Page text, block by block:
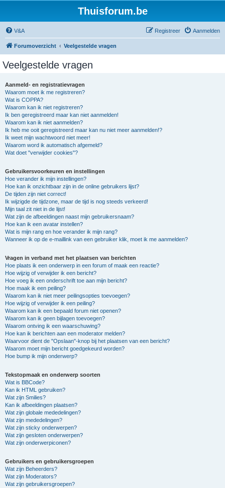
Thuisforum.be
V&A Aanmelden
Registreer
Forumoverzicht Veelgestelde vragen
Veelgestelde vragen
Aanmeld- en registratievragen
Waarom moet ik me registreren?
Wat is COPPA?
Waarom kan ik niet registreren?
Ik ben geregistreerd maar kan niet aanmelden!
Waarom kan ik niet aanmelden?
Ik heb me ooit geregistreerd maar kan nu niet meer aanmelden!?
Ik weet mijn wachtwoord niet meer!
Waarom word ik automatisch afgemeld?
Wat doet "verwijder cookies"?
Gebruikersvoorkeuren en instellingen
Hoe verander ik mijn instellingen?
Hoe kan ik onzichtbaar zijn in de online gebruikers lijst?
De tijden zijn niet correct!
Ik wijzigde de tijdzone, maar de tijd is nog steeds verkeerd!
Mijn taal zit niet in de lijst!
Wat zijn de afbeeldingen naast mijn gebruikersnaam?
Hoe kan ik een avatar instellen?
Wat is mijn rang en hoe verander ik mijn rang?
Wanneer ik op de e-maillink van een gebruiker klik, moet ik me aanmelden?
Vragen in verband met het plaatsen van berichten
Hoe plaats ik een onderwerp in een forum of maak een reactie?
Hoe wijzig of verwijder ik een bericht?
Hoe voeg ik een onderschrift toe aan mijn bericht?
Hoe maak ik een peiling?
Waarom kan ik niet meer peilingsopties toevoegen?
Hoe wijzig of verwijder ik een peiling?
Waarom kan ik een bepaald forum niet openen?
Waarom kan ik geen bijlagen toevoegen?
Waarom ontving ik een waarschuwing?
Hoe kan ik berichten aan een moderator melden?
Waarvoor dient de "Opslaan"-knop bij het plaatsen van een bericht?
Waarom moet mijn bericht goedgekeurd worden?
Hoe bump ik mijn onderwerp?
Tekstopmaak en onderwerp soorten
Wat is BBCode?
Kan ik HTML gebruiken?
Wat zijn Smilies?
Kan ik afbeeldingen plaatsen?
Wat zijn globale mededelingen?
Wat zijn mededelingen?
Wat zijn sticky onderwerpen?
Wat zijn gesloten onderwerpen?
Wat zijn onderwerpiconen?
Gebruikers en gebruikersgroepen
Wat zijn Beheerders?
Wat zijn Moderators?
Wat zijn gebruikersgroepen?